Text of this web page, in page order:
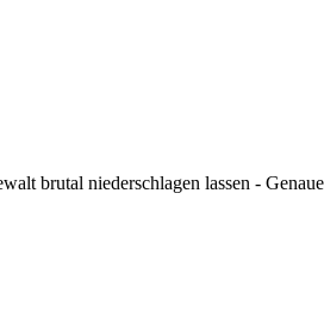
brutal niederschlagen lassen -